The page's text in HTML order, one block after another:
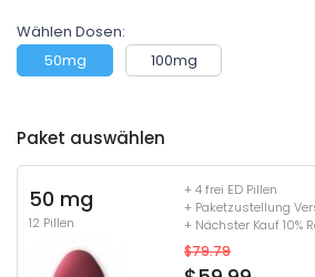
Wählen Dosen:
50mg
100mg
Paket auswählen
50 mg
12 Pillen
+ 4 frei ED Pillen
+ Paketzustellung
+ Nächster Kauf 10%
$79.79